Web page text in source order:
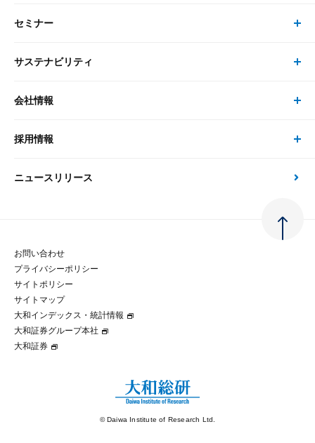
大和総研の強み
先端テクノロジーに基づく新たな価値の創出
政策分析
金融経済教育等
コラム
大和インデックス・統計情報
研究員
書籍・刊行物 トップ
書籍
セミナー
セミナー トップ
現在受付中のセミナー・イベント
サステナビリティ
サステナビリティの取り組み
次世代社会への貢献
マルチステークホルダー方針
パートナーシップ構築宣言
会社情報
会社情報 トップ
会社概要・役員一覧
大和総研の歩み
グループ会社
採用情報
採用情報 トップ
経験者採用
ニュースリリース
お問い合わせ
プライバシーポリシー
サイトポリシー
サイトマップ
大和インデックス・統計情報
大和証券グループ本社
大和証券
© Daiwa Institute of Research Ltd.